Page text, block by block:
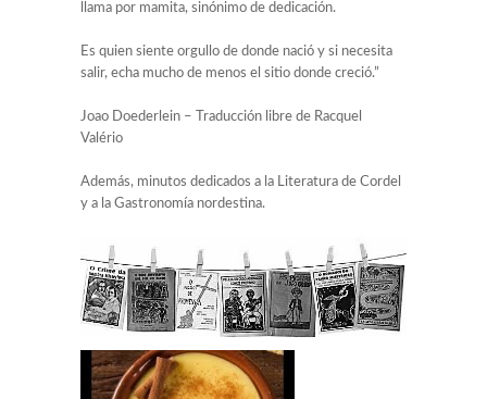
llama por mamita, sinónimo de dedicación.
Es quien siente orgullo de donde nació y si necesita
salir, echa mucho de menos el sitio donde creció.”
Joao Doederlein – Traducción libre de Racquel
Valério
Además, minutos dedicados a la Literatura de Cordel
y a la Gastronomía nordestina.